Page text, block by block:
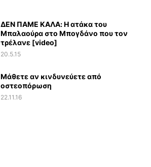
ΔΕΝ ΠΑΜΕ ΚΑΛΑ: Η ατάκα του
Μπαλαούρα στο Μπογδάνο που τον
τρέλανε [video]
20.5.15
Μάθετε αν κινδυνεύετε από
οστεοπόρωση
22.11.16